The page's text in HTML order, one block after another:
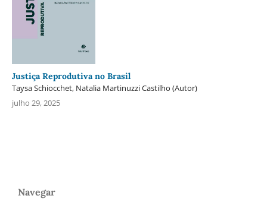
Justiça Reprodutiva no Brasil
Taysa Schiocchet, Natalia Martinuzzi Castilho (Autor)
julho 29, 2025
Navegar